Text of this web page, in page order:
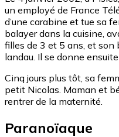
un employé de France
d’une carabine et tue sa
balayer dans la cuisine,
filles de 3 et 5 ans, et son
landau. Il se donne
Cinq jours plus tôt, sa
petit Nicolas. Maman et
rentrer de la maternité.
Paranoïaque